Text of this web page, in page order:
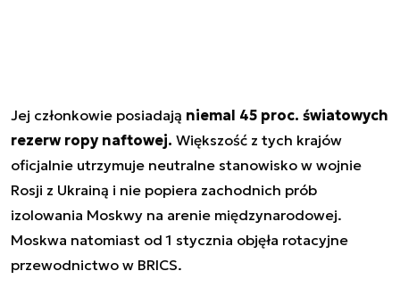
Jej członkowie posiadają niemal 45 proc. światowych
rezerw ropy naftowej. Większość z tych krajów
oficjalnie utrzymuje neutralne stanowisko w wojnie
Rosji z Ukrainą i nie popiera zachodnich prób
izolowania Moskwy na arenie międzynarodowej.
Moskwa natomiast od 1 stycznia objęła rotacyjne
przewodnictwo w BRICS.